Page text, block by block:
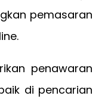
pemasaran
penawaran
di pencarian